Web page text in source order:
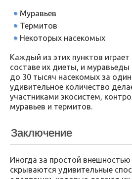
Муравьев
Термитов
Некоторых насекомых
Каждый из этих пунктов
составе их диеты, и муравьеды
до 30 тысяч насекомых за
удивительное количество
участниками экосистем,
муравьев и термитов.
Заключение
Иногда за простой
скрываются удивительные